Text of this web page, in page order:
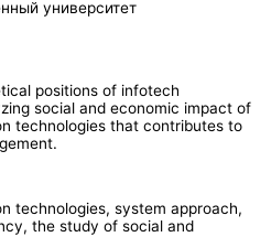
университет
positions of infotech
social and economic impact of
technologies that contributes to
technologies, system approach,
the study of social and